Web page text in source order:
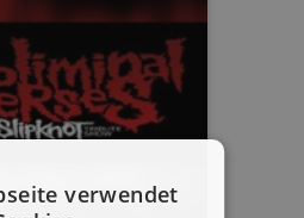
verwendet